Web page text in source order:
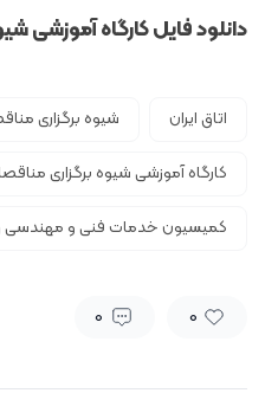
دانلود فایلکارگاه آموزشی
اتاق ایران شیوه برگزاری
کارگاه آموزشی شیوه برگزاری
کمیسیون خدمات فنی و مهندسی و
0
0